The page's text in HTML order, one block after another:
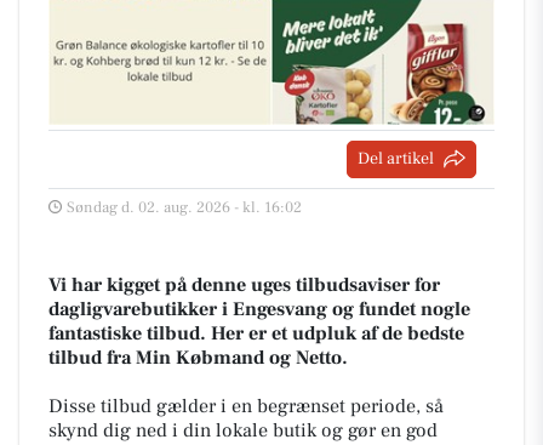
Del artikel
Søndag d. 02. aug. 2026 - kl. 16:02
Vi har kigget på denne uges tilbudsaviser for
dagligvarebutikker i Engesvang og fundet nogle
fantastiske tilbud. Her er et udpluk af de bedste
tilbud fra Min Købmand og Netto.
Disse tilbud gælder i en begrænset periode, så
skynd dig ned i din lokale butik og gør en god